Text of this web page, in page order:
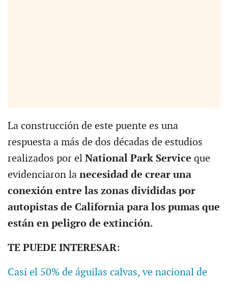
La construcción de este puente es una
respuesta a más de dos décadas de estudios
realizados por el National Park Service que
evidenciaron la necesidad de crear una
conexión entre las zonas divididas por
autopistas de California para los pumas que
están en peligro de extinción.
TE PUEDE INTERESAR:
Casi el 50% de águilas calvas, ve nacional de